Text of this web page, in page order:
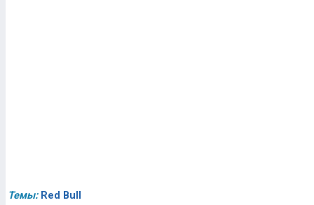
Темы: Red Bull